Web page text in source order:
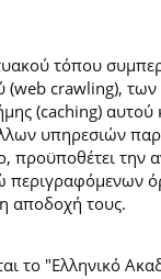
τόπου
(web crawling),
(caching) αυτού
υπηρεσιών
προϋποθέτει την
περιγραφόμενων
αποδοχή τους.
το "Ελληνικό